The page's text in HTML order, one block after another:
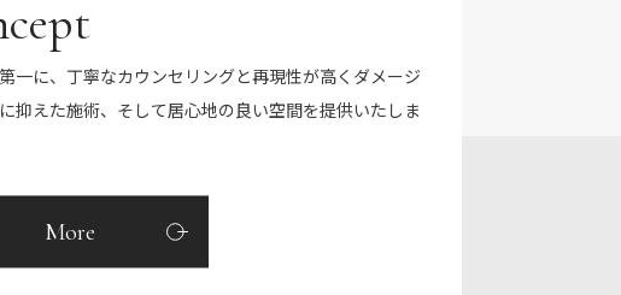
一に、丁寧なカウンセリングと再現性が高くダメージ
抑えた施術、そして居心地の良い空間を提供いたしま
More